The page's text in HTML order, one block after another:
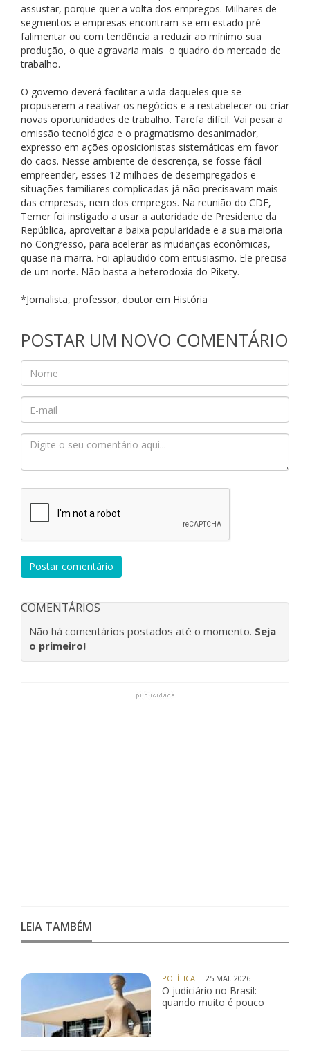
assustar, porque quer a volta dos empregos. Milhares de
segmentos e empresas encontram-se em estado pré-
falimentar ou com tendência a reduzir ao mínimo sua
produção, o que agravaria mais o quadro do mercado de
trabalho.
O governo deverá facilitar a vida daqueles que se
propuserem a reativar os negócios e a restabelecer ou criar
novas oportunidades de trabalho. Tarefa difícil. Vai pesar a
omissão tecnológica e o pragmatismo desanimador,
expresso em ações oposicionistas sistemáticas em favor
do caos. Nesse ambiente de descrença, se fosse fácil
empreender, esses 12 milhões de desempregados e
situações familiares complicadas já não precisavam mais
das empresas, nem dos empregos. Na reunião do CDE,
Temer foi instigado a usar a autoridade de Presidente da
República, aproveitar a baixa popularidade e a sua maioria
no Congresso, para acelerar as mudanças econômicas,
quase na marra. Foi aplaudido com entusiasmo. Ele precisa
de um norte. Não basta a heterodoxia do Pikety.
*Jornalista, professor, doutor em História
POSTAR UM NOVO COMENTÁRIO
Postar comentário
COMENTÁRIOS
Não há comentários postados até o momento. Seja
o primeiro!
LEIA TAMBÉM
POLÍTICA | 25 MAI. 2026
O judiciário no Brasil:
quando muito é pouco